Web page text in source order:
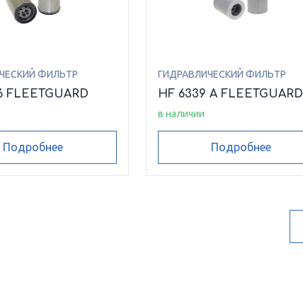
ФИЛЬТР
FLEETGUARD
Подробнее
ГИДРАВЛИЧЕСКИЙ ФИЛЬТР
HF 6339 A FLEETGUARD
в наличии
Подробнее